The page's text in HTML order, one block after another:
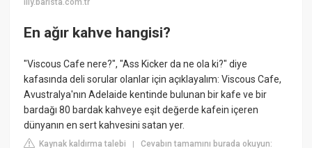
illy.barista.com.tr
En ağır kahve hangisi?
"Viscous Cafe nere?", "Ass Kicker da ne ola ki?" diye
kafasında deli sorular olanlar için açıklayalım: Viscous Cafe,
Avustralya'nın Adelaide kentinde bulunan bir kafe ve bir
bardağı 80 bardak kahveye eşit değerde kafein içeren
dünyanın en sert kahvesini satan yer.
Kaynak kaldırma talebi |Cevabın tamamını burada okuyun: